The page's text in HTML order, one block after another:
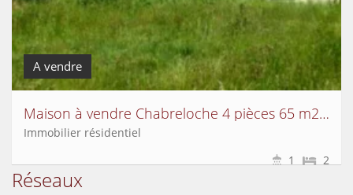
A vendre
Maison à vendre Chabreloche 4 pièces 65 m2 Puy de dome
Immobilier résidentiel
2
1
Réseaux